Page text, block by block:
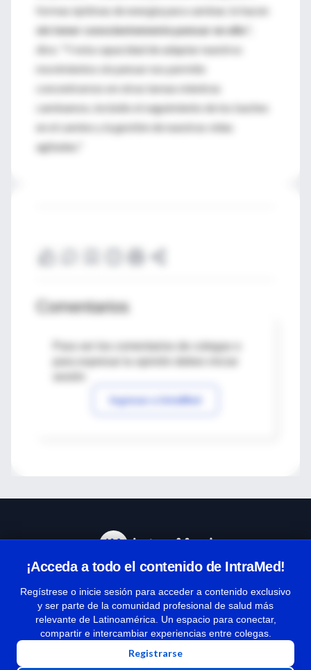
formas óptimas de energía para caminar, lo hacen
sin tener conscientemente pensar en ello
dice. "Y esta capacidad de adaptar nuestros
movimientos sin pensar nos permite
concentrarnos en otras tareas mientras
caminamos, incluido el seguimiento de los baches
en el camino y la gestión de nuestras vidas
agitadas."
Comentarios
Para ver los comentarios de colegas o
Ingresar a IntraMed
¡Acceda a todo el contenido de IntraMed!
Regístrese o inicie sesión para acceder a contenido exclusivo
y ser parte de la comunidad profesional de salud más
relevante de Latinoamérica. Un espacio para conectar,
compartir e intercambiar experiencias entre colegas.
Registrarse
Términos y condiciones
| Políticas de privacidad
| Todos los derechos reservados | Copyright 1997-2026